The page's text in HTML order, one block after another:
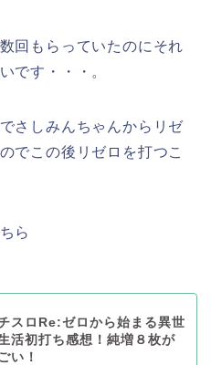
回もらっていたのにそれ
です・・・。
さしみんちゃんからリゼ
でこの後リゼロを打つこ
ら
スロRe:ゼロから始まる異世
活初打ち感想！純増８枚が
い！